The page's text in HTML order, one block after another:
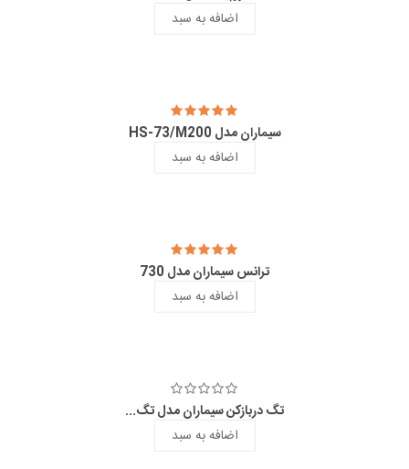
اضافه به سبد
سیماران مدل HS-73/M200
اضافه به سبد
ترانس سیماران مدل 730
اضافه به سبد
تگ دربازکن سیماران مدل تگ...
اضافه به سبد